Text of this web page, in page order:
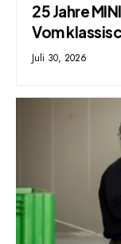
25 Jahre
Vom
Juli 30, 2026